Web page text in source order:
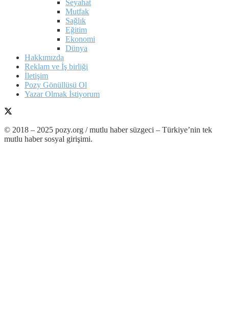
Seyahat
Mutfak
Sağlık
Eğitim
Ekonomi
Dünya
Hakkımızda
Reklam ve İş birliği
İletişim
Pozy Gönüllüsü Ol
Yazar Olmak İstiyorum
© 2018 – 2025 pozy.org / mutlu haber süzgeci – Türkiye’nin tek
mutlu haber sosyal girişimi.